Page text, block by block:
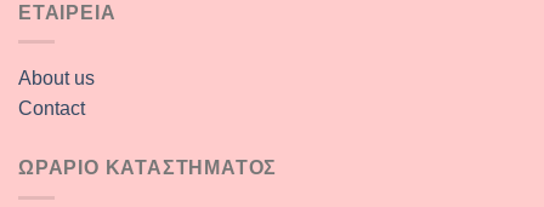
ΕΤΑΙΡΕΙΑ
About us
Contact
ΩΡΑΡΙΟ ΚΑΤΑΣΤΗΜΑΤΟΣ